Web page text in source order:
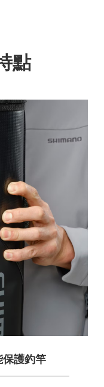
點
護釣竿